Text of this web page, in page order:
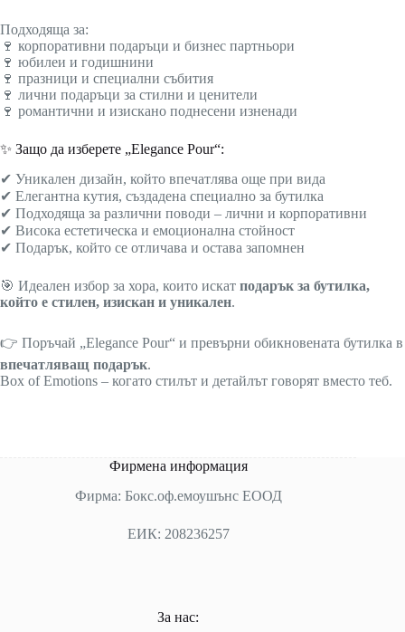
Подходяща за:
🍷 корпоративни подаръци и бизнес партньори
🍷 юбилеи и годишнини
🍷 празници и специални събития
🍷 лични подаръци за стилни и ценители
🍷 романтични и изискано поднесени изненади
✨ Защо да изберете „Elegance Pour“:
✔ Уникален дизайн, който впечатлява още при вида
✔ Елегантна кутия, създадена специално за бутилка
✔ Подходяща за различни поводи – лични и корпоративни
✔ Висока естетическа и емоционална стойност
✔ Подарък, който се отличава и остава запомнен
🎯 Идеален избор за хора, които искат подарък за бутилка,
който е стилен, изискан и уникален.
👉 Поръчай „Elegance Pour“ и превърни обикновената бутилка в
впечатляващ подарък.
Box of Emotions – когато стилът и детайлът говорят вместо теб.
Фирмена информация
Фирма: Бокс.оф.емоушънс ЕООД
ЕИК: 208236257
За нас: